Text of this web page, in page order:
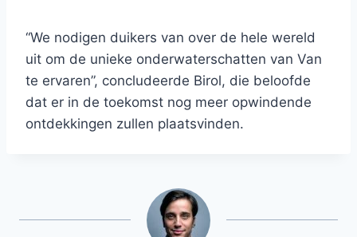
“We nodigen duikers van over de hele wereld
uit om de unieke onderwaterschatten van Van
te ervaren”, concludeerde Birol, die beloofde
dat er in de toekomst nog meer opwindende
ontdekkingen zullen plaatsvinden.